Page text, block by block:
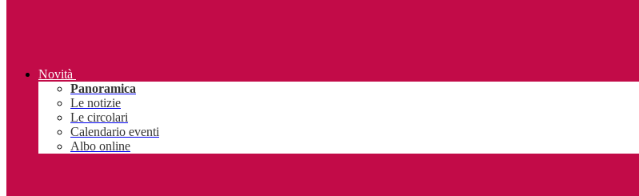
Novità
Panoramica
Le notizie
Le circolari
Calendario eventi
Albo online